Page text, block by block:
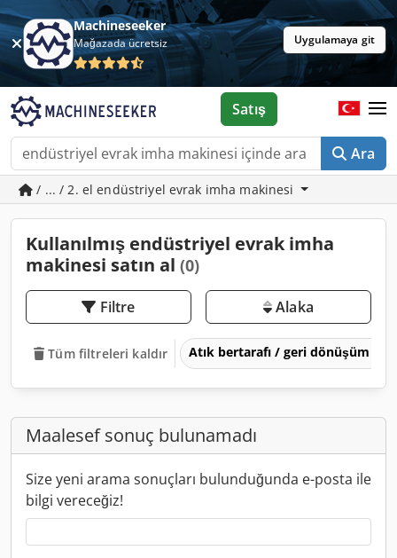
Machineseeker
Mağazada ücretsiz Uygulamaya git
Ara
Satış
/ ... / 2. el endüstriyel evrak imha makinesi
Kullanılmış endüstriyel evrak imha
makinesi satın al (0)
Filtre Alaka
Tüm filtreleri kaldır Atık bertarafı / geri dönüşüm
Maalesef sonuç bulunamadı
Size yeni arama sonuçları bulunduğunda e-posta ile
bilgi vereceğiz!